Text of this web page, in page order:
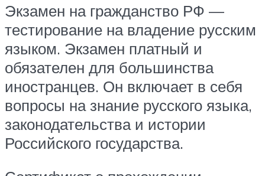
Экзамен на гражданство РФ —
тестирование на владение русским
языком. Экзамен платный и
обязателен для большинства
иностранцев. Он включает в себя
вопросы на знание русского языка,
законодательства и истории
Российского государства.